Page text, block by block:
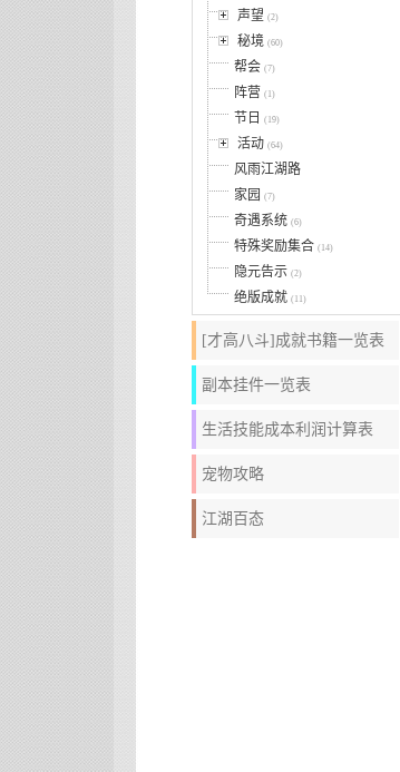
声望 (2)
秘境 (60)
帮会 (7)
阵营 (1)
节日 (19)
活动 (64)
风雨江湖路
家园 (7)
奇遇系统 (6)
特殊奖励集合 (14)
隐元告示 (2)
绝版成就 (11)
[才高八斗]成就书籍一览表
副本挂件一览表
生活技能成本利润计算表
宠物攻略
江湖百态